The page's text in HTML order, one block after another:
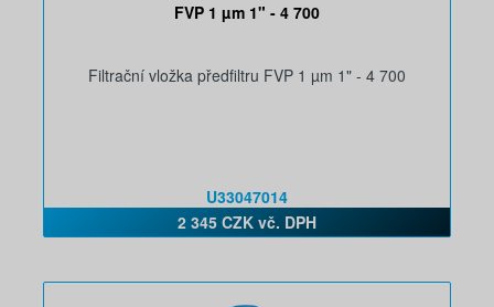
FVP 1 µm 1" - 4 700
Filtrační vložka předfiltru FVP 1 µm 1" - 4 700
U33047014
2 345 CZK vč. DPH